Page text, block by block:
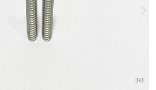
3/3